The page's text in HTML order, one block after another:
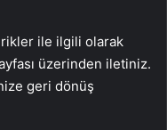
ile ilgili olarak
üzerinden iletiniz.
geri dönüş